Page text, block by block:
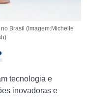
Brasil (Imagem:Micheile
tecnologia e
inovadoras e